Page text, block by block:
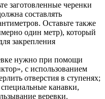
заготовленные черенки
составлять
Оставьте также
один метр), который
закрепления
нужно при помощи
с использованием
отверстия в ступенях;
канавки,
веревки.